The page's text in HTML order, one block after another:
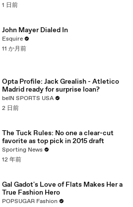
1 日前
John Mayer Dialed In
Esquire
11 か月前
Opta Profile: Jack Grealish - Atletico
Madrid ready for surprise loan?
beIN SPORTS USA
2 日前
The Tuck Rules: No one a clear-cut
favorite as top pick in 2015 draft
Sporting News
12 年前
Gal Gadot's Love of Flats Makes Her a
True Fashion Hero
POPSUGAR Fashion